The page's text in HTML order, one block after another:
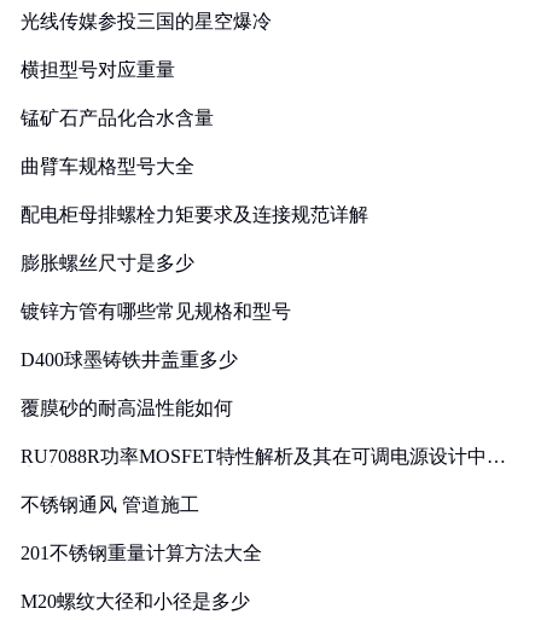
光线传媒参投三国的星空爆冷
横担型号对应重量
锰矿石产品化合水含量
曲臂车规格型号大全
配电柜母排螺栓力矩要求及连接规范详解
膨胀螺丝尺寸是多少
镀锌方管有哪些常见规格和型号
D400球墨铸铁井盖重多少
覆膜砂的耐高温性能如何
RU7088R功率MOSFET特性解析及其在可调电源设计中的
不锈钢通风 管道施工
201不锈钢重量计算方法大全
M20螺纹大径和小径是多少